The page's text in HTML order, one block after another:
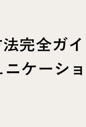
完全ガ
ケーシ